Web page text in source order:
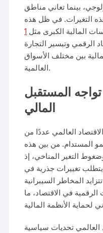
بينما تعاني مناطق
التغيرات. في ظل هذه
المالية الكبرى مثل
الرقمي وتيسير التجارة
بين مختلف الأسواق
العالمية.
تواجه المستقبل
المالي
العالمي عددًا من
المستدام. من بين هذه
التغير المناخي، إذ
تغييرات جذرية في
المخاطر السيبرانية
في الاقتصاد، ما
العالمي تحديات سياسية